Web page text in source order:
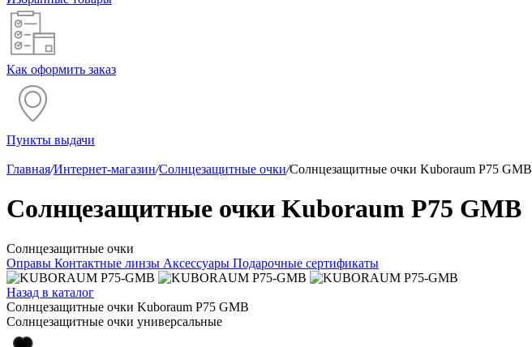
Как оформить заказ
Пункты выдачи
Главная/Интернет-магазин/Солнцезащитные очки/Солнцезащитные очки Kuboraum P75 GMB
Солнцезащитные очки Kuboraum P75 GMB
Солнцезащитные очки
Оправы Контактные линзы Аксессуары Подарочные сертификаты
Назад в каталог
Солнцезащитные очки Kuboraum P75 GMB
Солнцезащитные очки универсальные